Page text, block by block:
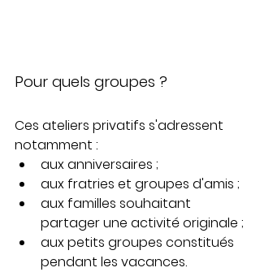
Pour quels groupes ?
Ces ateliers privatifs s'adressent
notamment :
aux anniversaires ;
aux fratries et groupes d'amis ;
aux familles souhaitant
partager une activité originale ;
aux petits groupes constitués
pendant les vacances.